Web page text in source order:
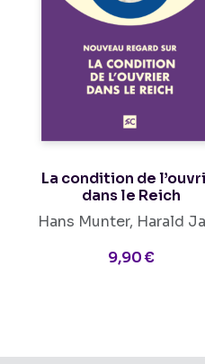
La condition de
dans le Reich
Hans Munter, Harald
9,90 €